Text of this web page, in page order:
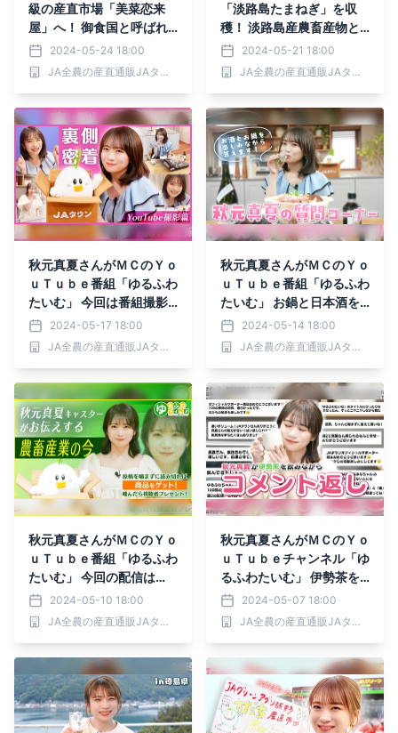
級の産直市場「美菜恋来
屋」へ！ 御食国と呼ばれ
た淡路島の“ほんまもん”の
食材を食べつくすBBQ
2024-05-24 18:00
JA全農の産直通販JAタウン
「淡路島たまねぎ」を収
穫！ 淡路島産農畜産物と
生産者の魅力がたっぷりの
ＹｏｕＴｕｂｅ番組ゆるふ
わたいむの兵庫ロケ編！
2024-05-21 18:00
JA全農の産直通販JAタウン
秋元真夏さんがＭＣのＹｏ
ｕＴｕｂｅ番組「ゆるふわ
たいむ」 今回は番組撮影
の裏側に密着 ～産地直送
通販サイト「ＪＡタウン」
の番組を配信中！～
2024-05-17 18:00
JA全農の産直通販JAタウン
秋元真夏さんがＭＣのＹｏ
ｕＴｕｂｅ番組「ゆるふわ
たいむ」 お鍋と日本酒を
味わいながらほろ酔い気分
で質問返し ～産地直送通
販サイト「ＪＡタウン」の
2024-05-14 18:00
JA全農の産直通販JAタウン
秋元真夏さんがＭＣのＹｏ
ｕＴｕｂｅ番組「ゆるふわ
たいむ」 今回の配信は
「食」と「農」にまつわる
ニュースをお届けする
「ゆるふわタイムズ」！テ
産地直送通販サイト「ＪＡ
タウン」の番組を配信中！
～
2024-05-10 18:00
JA全農の産直通販JAタウン
秋元真夏さんがＭＣのＹｏ
ｕＴｕｂｅチャンネル「ゆ
るふわたいむ」 伊勢茶を
飲みながらコメント返し！
～産地直送通販サイト「Ｊ
Ａタウン」の番組を配信
2024-05-07 18:00
JA全農の産直通販JAタウン